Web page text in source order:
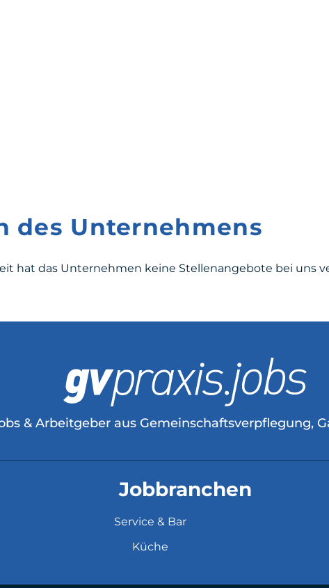
des Unternehmens
hat das Unternehmen keine Stellenangebote bei uns
& Arbeitgeber aus Gemeinschaftsverpflegung,
Jobbranchen
Service & Bar
Küche